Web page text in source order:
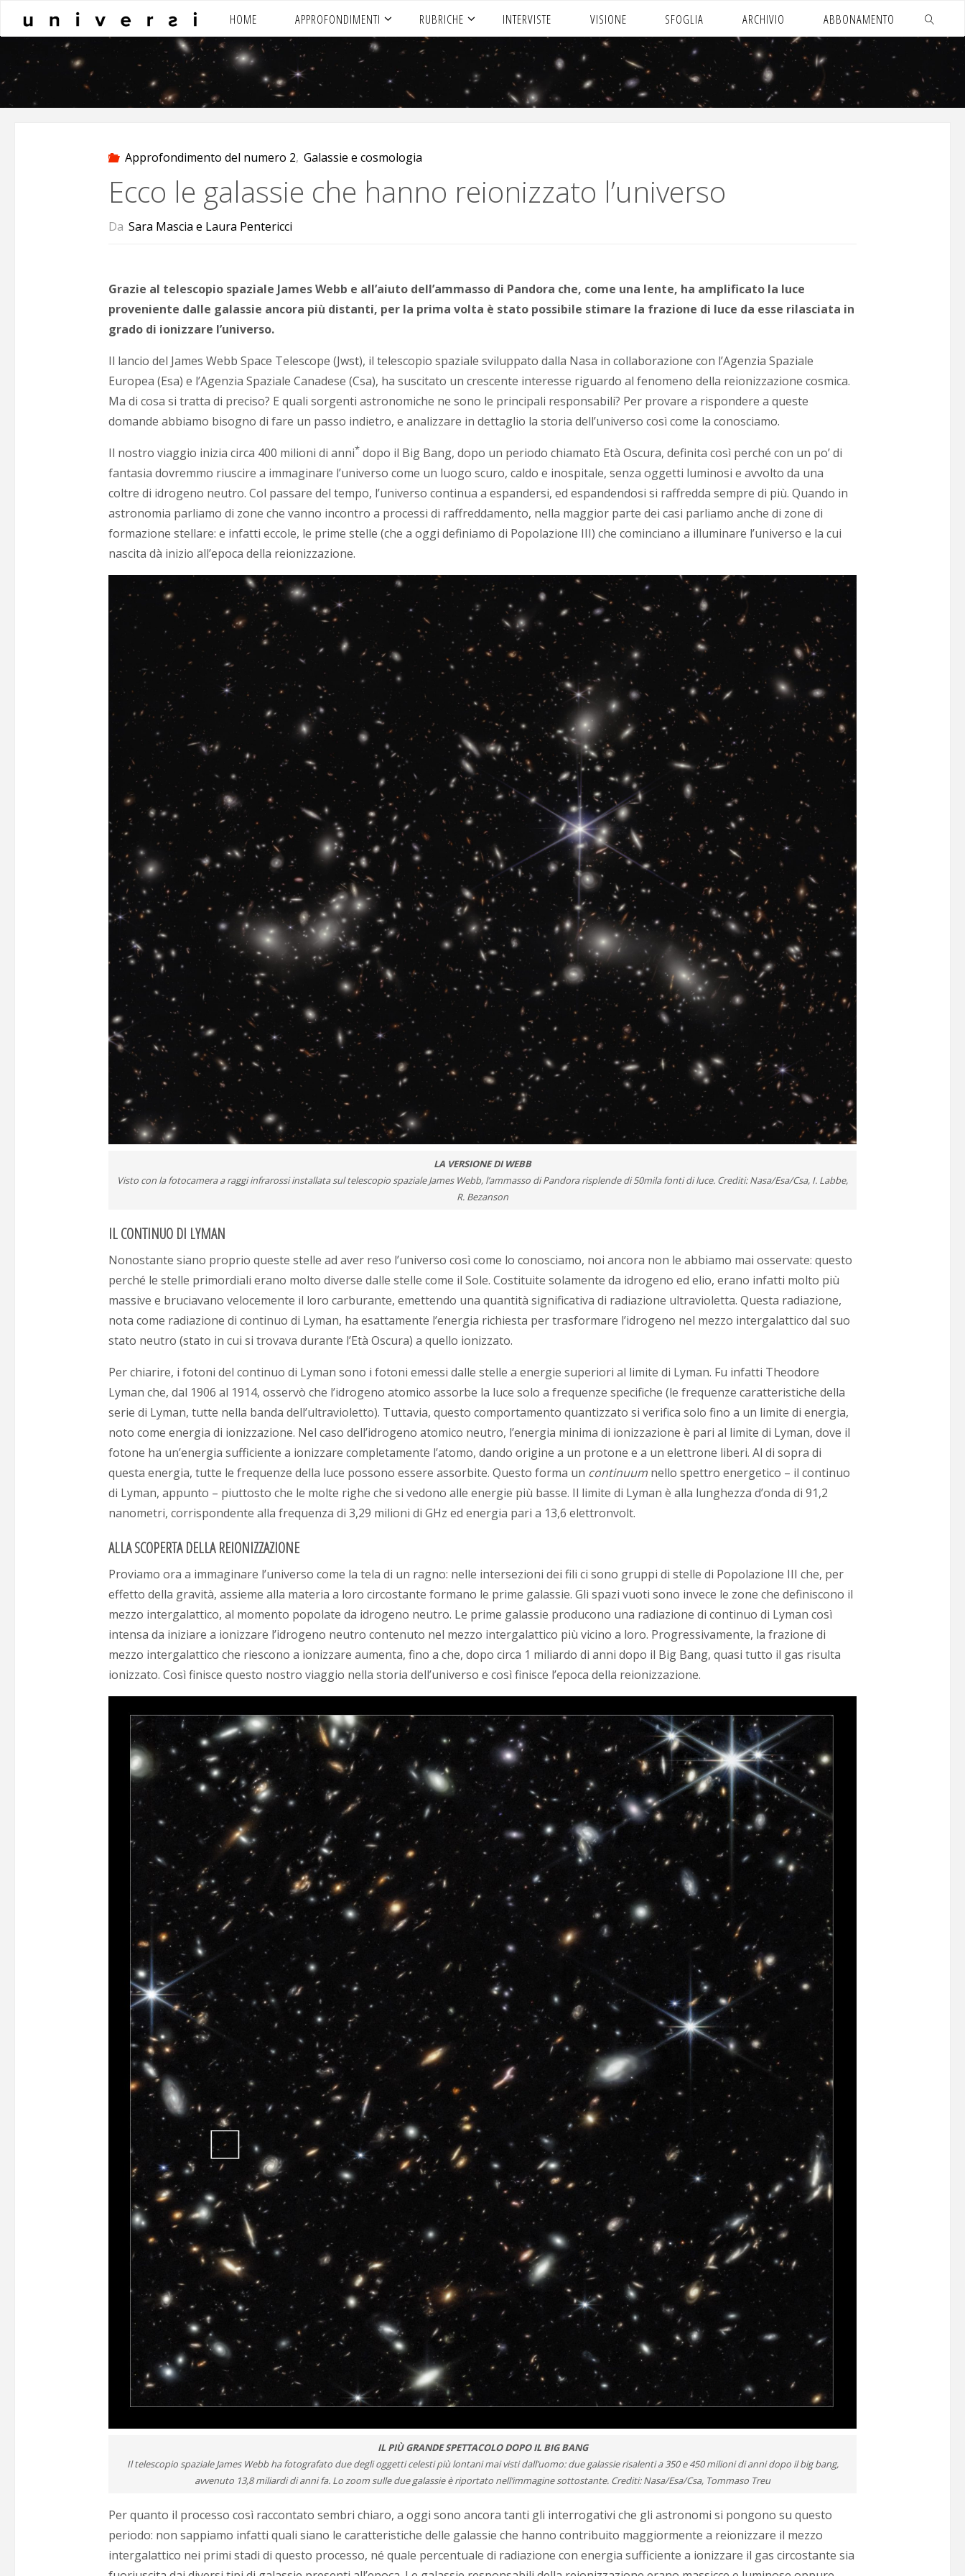
contenuto
HOME APPROFONDIMENTI RUBRICHE INTERVISTE VISIONE SFOGLIA ARCHIVIO ABBONAMENTO
CERCA
Approfondimento del numero 2, Galassie e cosmologia
Ecco le galassie che hanno reionizzato l’universo
Da Sara Mascia e Laura Pentericci
Grazie al telescopio spaziale James Webb e all’aiuto dell’ammasso di Pandora che, come una lente, ha amplificato la luce
proveniente dalle galassie ancora più distanti, per la prima volta è stato possibile stimare la frazione di luce da esse rilasciata in
grado di ionizzare l’universo.
Il lancio del James Webb Space Telescope (Jwst), il telescopio spaziale sviluppato dalla Nasa in collaborazione con l’Agenzia Spaziale
Europea (Esa) e l’Agenzia Spaziale Canadese (Csa), ha suscitato un crescente interesse riguardo al fenomeno della reionizzazione cosmica.
Ma di cosa si tratta di preciso? E quali sorgenti astronomiche ne sono le principali responsabili? Per provare a rispondere a queste
domande abbiamo bisogno di fare un passo indietro, e analizzare in dettaglio la storia dell’universo così come la conosciamo.
Il nostro viaggio inizia circa 400 milioni di anni* dopo il Big Bang, dopo un periodo chiamato Età Oscura, definita così perché con un po’ di
fantasia dovremmo riuscire a immaginare l’universo come un luogo scuro, caldo e inospitale, senza oggetti luminosi e avvolto da una
coltre di idrogeno neutro. Col passare del tempo, l’universo continua a espandersi, ed espandendosi si raffredda sempre di più. Quando in
astronomia parliamo di zone che vanno incontro a processi di raffreddamento, nella maggior parte dei casi parliamo anche di zone di
formazione stellare: e infatti eccole, le prime stelle (che a oggi definiamo di Popolazione III) che cominciano a illuminare l’universo e la cui
nascita dà inizio all’epoca della reionizzazione.
LA VERSIONE DI WEBB
Visto con la fotocamera a raggi infrarossi installata sul telescopio spaziale James Webb, l’ammasso di Pandora risplende di 50mila fonti di luce. Crediti: Nasa/Esa/Csa, I. Labbe,
R. Bezanson
IL CONTINUO DI LYMAN
Nonostante siano proprio queste stelle ad aver reso l’universo così come lo conosciamo, noi ancora non le abbiamo mai osservate: questo
perché le stelle primordiali erano molto diverse dalle stelle come il Sole. Costituite solamente da idrogeno ed elio, erano infatti molto più
massive e bruciavano velocemente il loro carburante, emettendo una quantità significativa di radiazione ultravioletta. Questa radiazione,
nota come radiazione di continuo di Lyman, ha esattamente l’energia richiesta per trasformare l’idrogeno nel mezzo intergalattico dal suo
stato neutro (stato in cui si trovava durante l’Età Oscura) a quello ionizzato.
Per chiarire, i fotoni del continuo di Lyman sono i fotoni emessi dalle stelle a energie superiori al limite di Lyman. Fu infatti Theodore
Lyman che, dal 1906 al 1914, osservò che l’idrogeno atomico assorbe la luce solo a frequenze specifiche (le frequenze caratteristiche della
serie di Lyman, tutte nella banda dell’ultravioletto). Tuttavia, questo comportamento quantizzato si verifica solo fino a un limite di energia,
noto come energia di ionizzazione. Nel caso dell’idrogeno atomico neutro, l’energia minima di ionizzazione è pari al limite di Lyman, dove il
fotone ha un’energia sufficiente a ionizzare completamente l’atomo, dando origine a un protone e a un elettrone liberi. Al di sopra di
questa energia, tutte le frequenze della luce possono essere assorbite. Questo forma un continuum nello spettro energetico – il continuo
di Lyman, appunto – piuttosto che le molte righe che si vedono alle energie più basse. Il limite di Lyman è alla lunghezza d’onda di 91,2
nanometri, corrispondente alla frequenza di 3,29 milioni di GHz ed energia pari a 13,6 elettronvolt.
ALLA SCOPERTA DELLA REIONIZZAZIONE
Proviamo ora a immaginare l’universo come la tela di un ragno: nelle intersezioni dei fili ci sono gruppi di stelle di Popolazione III che, per
effetto della gravità, assieme alla materia a loro circostante formano le prime galassie. Gli spazi vuoti sono invece le zone che definiscono il
mezzo intergalattico, al momento popolate da idrogeno neutro. Le prime galassie producono una radiazione di continuo di Lyman così
intensa da iniziare a ionizzare l’idrogeno neutro contenuto nel mezzo intergalattico più vicino a loro. Progressivamente, la frazione di
mezzo intergalattico che riescono a ionizzare aumenta, fino a che, dopo circa 1 miliardo di anni dopo il Big Bang, quasi tutto il gas risulta
ionizzato. Così finisce questo nostro viaggio nella storia dell’universo e così finisce l’epoca della reionizzazione.
IL PIÙ GRANDE SPETTACOLO DOPO IL BIG BANG
Il telescopio spaziale James Webb ha fotografato due degli oggetti celesti più lontani mai visti dall’uomo: due galassie risalenti a 350 e 450 milioni di anni dopo il big bang,
avvenuto 13,8 miliardi di anni fa. Lo zoom sulle due galassie è riportato nell’immagine sottostante. Crediti: Nasa/Esa/Csa, Tommaso Treu
Per quanto il processo così raccontato sembri chiaro, a oggi sono ancora tanti gli interrogativi che gli astronomi si pongono su questo
periodo: non sappiamo infatti quali siano le caratteristiche delle galassie che hanno contribuito maggiormente a reionizzare il mezzo
intergalattico nei primi stadi di questo processo, né quale percentuale di radiazione con energia sufficiente a ionizzare il gas circostante sia